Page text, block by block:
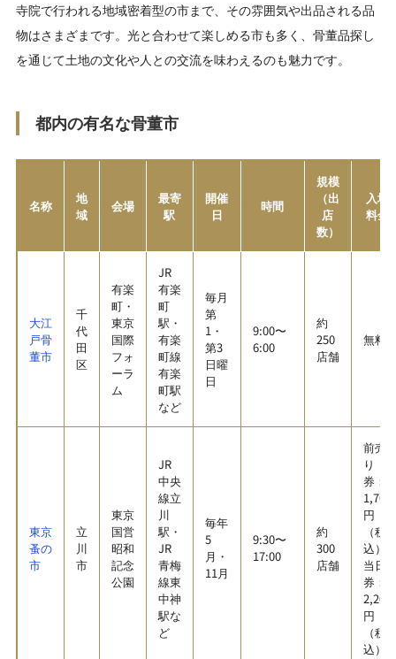
寺院で行われる地域密着型の市まで、その雰囲気や出品される品
物はさまざまです。光と合わせて楽しめる市も多く、骨董品探し
を通じて土地の文化や人との交流を味わえるのも魅力です。
都内の有名な骨董市
名称
地
域
会場
最寄
駅
開催
日
時間
規模
（出
店
数）
入場
料金
大江
戸骨
董市
千
代
田
区
有楽
町・
東京
国際
フォ
ーラ
ム
JR
有楽
町
駅・
有楽
町線
有楽
町駅
など
毎月
第
1・
第3
日曜
日
9:00〜
6:00
約
250
店舗
無料
東京
蚤の
市
立
川
市
東京
国営
昭和
記念
公園
JR
中央
線立
川
駅・
JR
青梅
線東
中神
駅な
ど
毎年
5
月・
11月
9:30〜
17:00
約
300
店舗
前売
り
券：
1,700
円
（税
込）
当日
券：
2,200
円
（税
込）